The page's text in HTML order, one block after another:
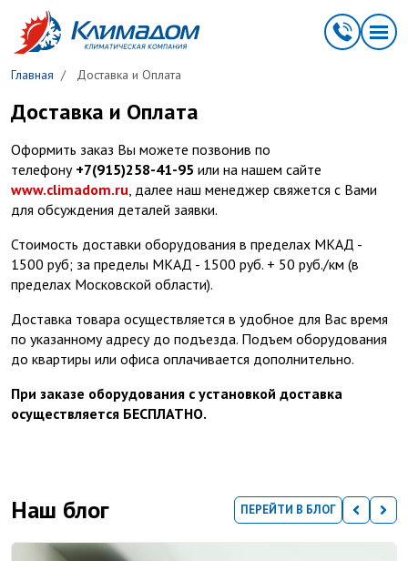
Перейти к основному содержанию
Главная Доставка и Оплата
Доставка и Оплата
Оформить заказ Вы можете позвонив по
телефону +7(915)258-41-95 или на нашем сайте
www.climadom.ru, далее наш менеджер свяжется с Вами
для обсуждения деталей заявки.
Стоимость доставки оборудования в пределах МКАД -
1500 руб; за пределы МКАД - 1500 руб. + 50 руб./км (в
пределах Московской области).
Доставка товара осуществляется в удобное для Вас время
по указанному адресу до подъезда. Подъем оборудования
до квартиры или офиса оплачивается дополнительно.
При заказе оборудования с установкой доставка
осуществляется БЕСПЛАТНО.
Наш блог ПЕРЕЙТИ В БЛОГ